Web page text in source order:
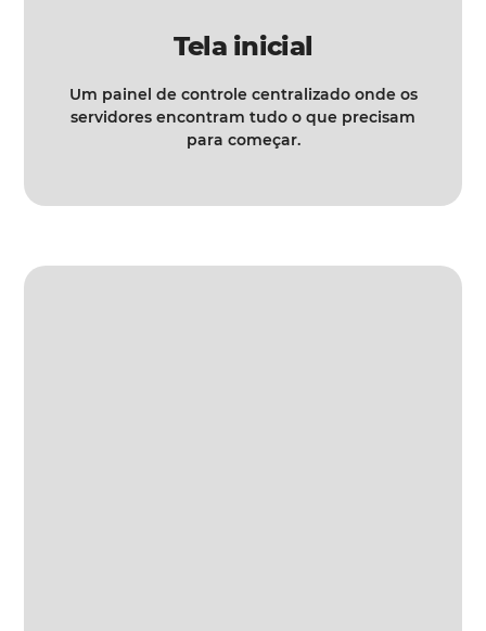
Tela inicial
Um painel de controle centralizado onde os
servidores encontram tudo o que precisam
para começar.